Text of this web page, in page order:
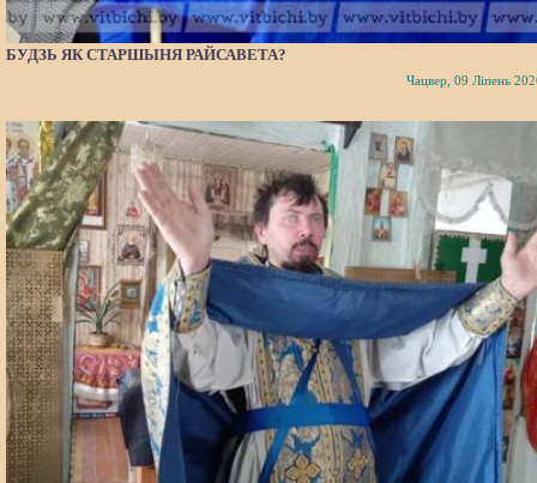
БУДЗЬ ЯК СТАРШЫНЯ РАЙСАВЕТА?
Чацвер, 09 Ліпень